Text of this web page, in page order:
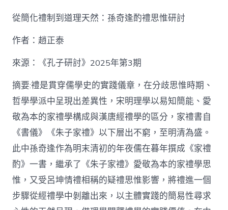
泰
找
空
間】
從
簡
化
禮
制
到
道
理
天
然：
孫
從簡化禮制到道理天然：孫奇逢酌禮思惟研討
作者：趙正泰
來源：《孔子研討》2025年第3期
摘要:禮是貫穿儒學史的實踐儀章，在分歧思惟時期、
哲學學派中呈現出差異性，宋明理學以易知簡能、愛
敬為本的家禮學構成與漢唐經禮學的區分，家禮書自
《書儀》《朱子家禮》以下層出不窮，至明清為盛。
此中孫奇逢作為明末清初的年夜儒在暮年撰成《家禮
酌》一書，繼承了《朱子家禮》愛敬為本的家禮學思
惟，又受呂坤情禮相稱的疑禮思惟影響，將禮進一個
步驟從經禮學中剝離出來，以主體實踐的簡易性尋求